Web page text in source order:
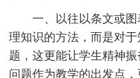
一、以往以条文或
理知识的方法，而是对
题，这更能让学生精神
问题作为教学的出发点